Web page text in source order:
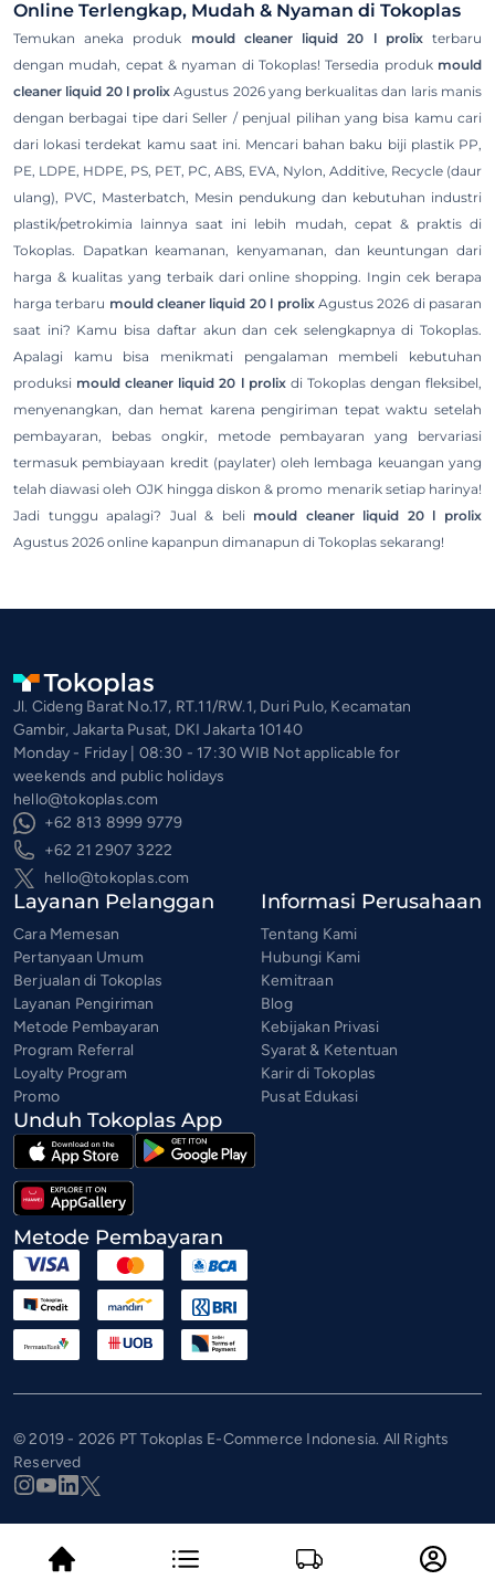
Online Terlengkap, Mudah & Nyaman di Tokoplas
Temukan aneka produk mould cleaner liquid 20 l prolixterbaru
dengan mudah, cepat & nyaman di Tokoplas! Tersedia produk mould
cleaner liquid 20 l prolix Agustus 2026 yang berkualitas dan laris manis
dengan berbagai tipe dari Seller / penjual pilihan yang bisa kamu cari
dari lokasi terdekat kamu saat ini. Mencari bahan baku biji plastik PP,
PE, LDPE, HDPE, PS, PET, PC, ABS, EVA, Nylon, Additive, Recycle (daur
ulang), PVC, Masterbatch, Mesin pendukung dan kebutuhan industri
plastik/petrokimia lainnya saat ini lebih mudah, cepat & praktis di
Tokoplas. Dapatkan keamanan, kenyamanan, dan keuntungan dari
harga & kualitas yang terbaik dari online shopping. Ingin cek berapa
harga terbaru mould cleaner liquid 20 l prolixAgustus 2026 di pasaran
saat ini? Kamu bisa daftar akun dan cek selengkapnya di Tokoplas.
Apalagi kamu bisa menikmati pengalaman membeli kebutuhan
produksi mould cleaner liquid 20 l prolixdi Tokoplas dengan fleksibel,
menyenangkan, dan hemat karena pengiriman tepat waktu setelah
pembayaran, bebas ongkir, metode pembayaran yang bervariasi
termasuk pembiayaan kredit (paylater) oleh lembaga keuangan yang
telah diawasi oleh OJK hingga diskon & promo menarik setiap harinya!
Jadi tunggu apalagi? Jual & beli mould cleaner liquid 20 l prolix
Agustus 2026 online kapanpun dimanapun di Tokoplas sekarang!
Jl. Cideng Barat No.17, RT.11/RW.1, Duri Pulo, Kecamatan
Gambir, Jakarta Pusat, DKI Jakarta 10140
Monday - Friday | 08:30 - 17:30 WIB Not applicable for
weekends and public holidays
hello@tokoplas.com
+62 813 8999 9779
+62 21 2907 3222
hello@tokoplas.com
Layanan Pelanggan
Cara Memesan
Pertanyaan Umum
Berjualan di Tokoplas
Layanan Pengiriman
Metode Pembayaran
Program Referral
Loyalty Program
Promo
Informasi Perusahaan
Tentang Kami
Hubungi Kami
Kemitraan
Blog
Kebijakan Privasi
Syarat & Ketentuan
Karir di Tokoplas
Pusat Edukasi
Unduh Tokoplas App
Metode Pembayaran
© 2019 - 2026 PT Tokoplas E-Commerce Indonesia. All Rights
Reserved